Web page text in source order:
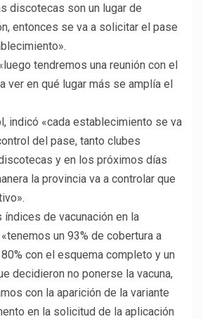
discotecas son un lugar de
entonces se va a solicitar el pase
tendremos una reunión con el
ver en qué lugar más se amplía el
indicó «cada establecimiento se va
del pase, tanto clubes
y en los próximos días
la provincia va a controlar que
de vacunación en la
un 93% de cobertura a
con el esquema completo y un
decidieron no ponerse la vacuna,
con la aparición de la variante
en la solicitud de la aplicación